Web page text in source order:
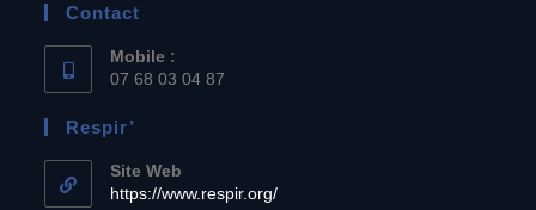
Contact
Mobile :
07 68 03 04 87
Respir’
Site Web
https://www.respir.org/